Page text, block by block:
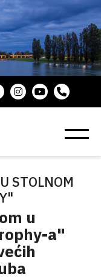
STOLNOM
u
a"